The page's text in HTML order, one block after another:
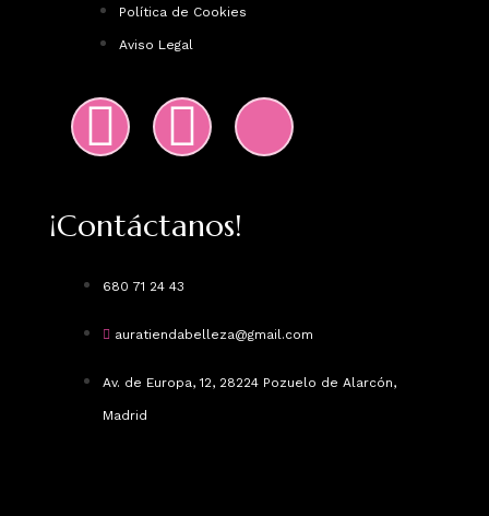
¡Contáctanos!
680 71 24 43
auratiendabelleza@gmail.com
Av. de Europa, 12, 28224 Pozuelo de Alarcón,
Madrid
Política de Cookies
Aviso Legal